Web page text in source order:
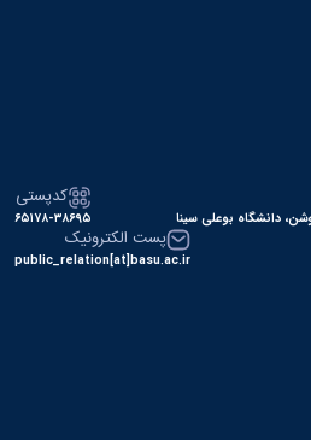
دانشگاه بوعلی سینا
کدپستی
۶۵۱۷۸-۳۸۶۹۵
پست الکترونیک
public_relation[at]basu.ac.ir